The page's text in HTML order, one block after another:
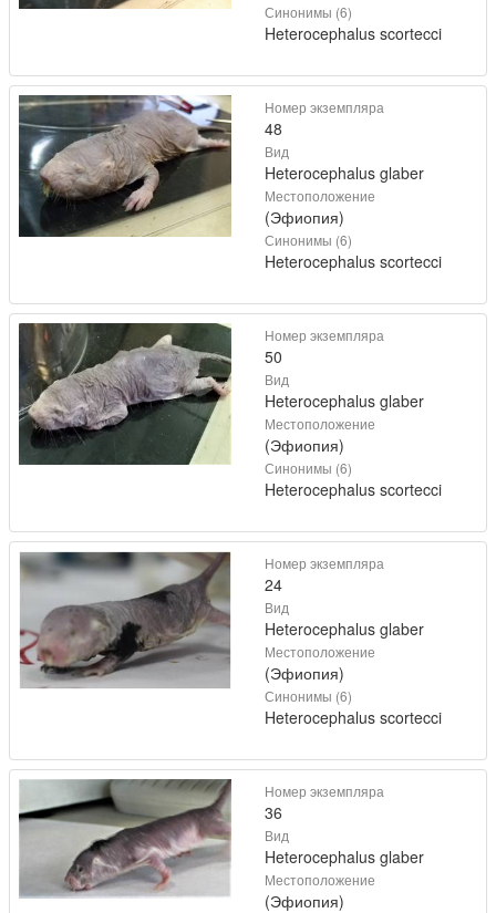
Синонимы (6)
Heterocephalus scortecci
Номер экземпляра
48
Вид
Heterocephalus glaber
Местоположение
(Эфиопия)
Синонимы (6)
Heterocephalus scortecci
Номер экземпляра
50
Вид
Heterocephalus glaber
Местоположение
(Эфиопия)
Синонимы (6)
Heterocephalus scortecci
Номер экземпляра
24
Вид
Heterocephalus glaber
Местоположение
(Эфиопия)
Синонимы (6)
Heterocephalus scortecci
Номер экземпляра
36
Вид
Heterocephalus glaber
Местоположение
(Эфиопия)